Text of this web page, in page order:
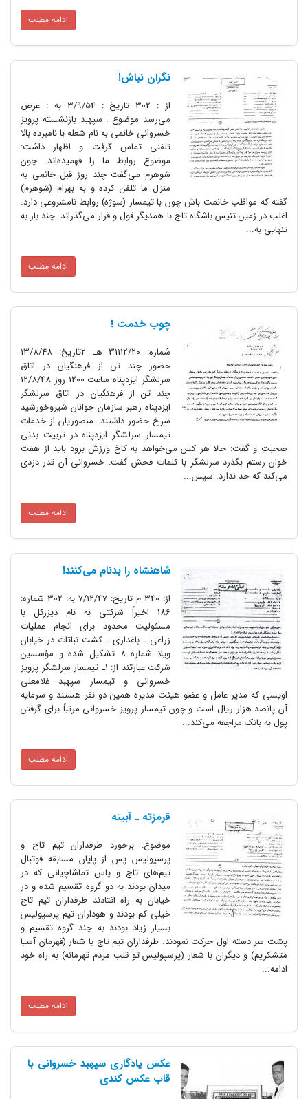
نگران نباش!
از : 302 تاریخ : 3/9/54 به : عرض
می‌رسد موضوع : سپهبد بازنشسته پرویز
خسروانی خانمی به نام شعله با نامبرده بالا
تلفنی تماس گرفت و اظهار داشت‌:
موضوع روابط ما را فهمیده‌اند. چون
شوهرم می‌گفت چند روز قبل خانمی به
منزل ما تلفن کرده و به بهرام (شوهرم‌)
خانمت باش چون با تیمسار (سوژه‌) روابط نامشروعی دارد.
باشگاه تاج با همدیگر قول و قرار می‌گذراند. چند بار به
شماره‌: 31112/20 هـ 2تاریخ‌: 13/8/48
حضور چند تن از فرهنگیان در اتاق
سرلشگر ایزدپناه ساعت 1200 روز 12/8/48
چند تن از فرهنگیان در اتاق سرلشگر
ایزدپناه رهبر سازمان جوانان شیروخورشید
سرخ حضور داشتند. منصوریان از خدمات
تیمسار سرلشگر ایزدپناه در تربیت بدنی
هر کس می‌خواهد به کاخ ورزش برود باید از هفت
سرلشگر با کلمات فحش گفت‌: خسروانی آن قدر دزدی
سپس...
شاهنشاه را بدنام می‌کنند!
از: 340 م تاریخ: 7/12/47 به: 302 شماره:
186 اخیراً شرکتی به نام دیزرکل با
مسئولیت محدود برای انجام عملیات
زراعی ـ باغداری ـ کشت نباتات در خیابان
ویلا شماره 8 تشکیل شده و مؤسسین
شرکت عبارتند از: 1ـ تیمسار سرلشگر پرویز
خسروانی و تیمسار سپهبد غلامعلی
عامل و عضو هیئت مدیره همین دو نفر هستند و سرمایه
ریال است و چون تیمسار پرویز خسروانی مرتباً برای گرفتن
می‌کند...
قرمزته ـ ‌آبیته
موضوع: برخورد طرفداران تیم تاج و
پرسپولیس پس از پایان مسابقه فوتبال
تیم‌های تاج و پاس تماشاچیانی که در
میدان بودند به دو گروه تقسیم شده و در
خیابان به راه افتادند طرفداران تیم تاج
خیلی کم بودند و هوداران تیم پرسپولیس
بسیار زیاد بودند به چند گروه تقسیم و
حرکت نمودند. طرفداران تیم تاج با شعار (قهرمان آسیا
با شعار (پرسپولیس تو قلب مردم قهرمانه) به راه خود
عکس یادگاری سپهبد خسروانی با
قاب عکس کندی